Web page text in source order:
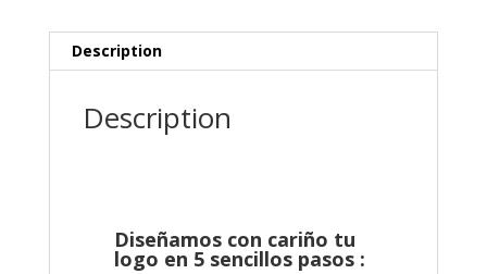
Description
Description
Diseñamos con cariño tu
logo en 5 sencillos pasos :